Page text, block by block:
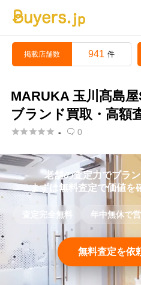
掲載店舗数 941 件
MARUKA 玉川髙島
ブランド買取・高額
 -  0
老舗の査定力でブラ
まずは無料査定で価値を
査定完全無料 年中無休で
無料査定を依